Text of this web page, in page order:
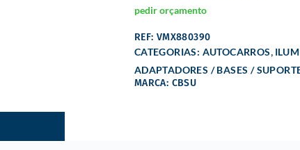
pedir orçamento
REF: VMX880390
CATEGORIAS: AUTOCARROS,
ADAPTADORES / BASES /
MARCA: CBSU